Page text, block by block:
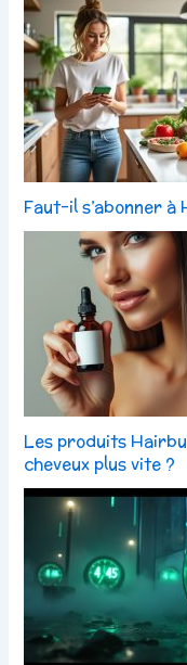
Faut-il s’abonner à
Les produits
cheveux plus vite ?